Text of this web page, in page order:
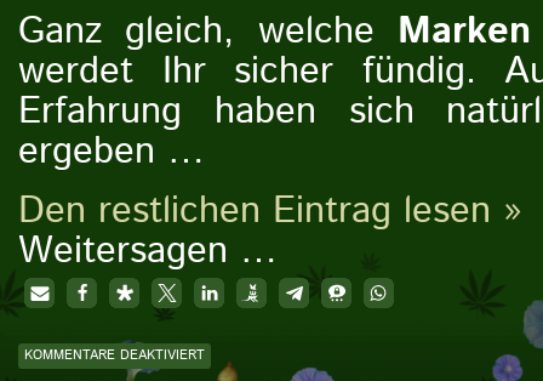
Ganz gleich, welche Marken
werdet Ihr sicher fündig.
Erfahrung haben sich
ergeben …
Den restlichen Eintrag lesen »
Weitersagen …
KOMMENTARE DEAKTIVIERT